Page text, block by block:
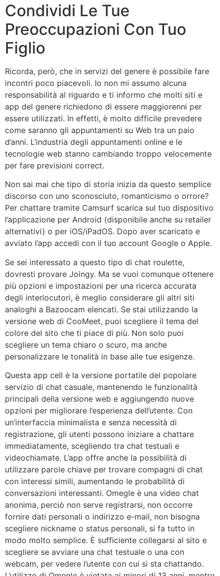
Condividi Le Tue
Preoccupazioni Con Tuo
Figlio
Ricorda, però, che in servizi del genere è possibile fare
incontri poco piacevoli. Io non mi assumo alcuna
responsabilità al riguardo e ti informo che molti siti e
app del genere richiedono di essere maggiorenni per
essere utilizzati. In effetti, è molto difficile prevedere
come saranno gli appuntamenti su Web tra un paio
d’anni. L’industria degli appuntamenti online e le
tecnologie web stanno cambiando troppo velocemente
per fare previsioni correct.
Non sai mai che tipo di storia inizia da questo semplice
discorso con uno sconosciuto, romanticismo o orrore?
Per chattare tramite Camsurf scarica sul tuo dispositivo
l’applicazione per Android (disponibile anche su retailer
alternativi) o per iOS/iPadOS. Dopo aver scaricato e
avviato l’app accedi con il tuo account Google o Apple.
Se sei interessato a questo tipo di chat roulette,
dovresti provare Joingy. Ma se vuoi comunque ottenere
più opzioni e impostazioni per una ricerca accurata
degli interlocutori, è meglio considerare gli altri siti
analoghi a Bazoocam elencati. Se stai utilizzando la
versione web di CooMeet, puoi scegliere il tema del
colore del sito che ti piace di più. Non solo puoi
scegliere un tema chiaro o scuro, ma anche
personalizzare le tonalità in base alle tue esigenze.
Questa app cell è la versione portatile del popolare
servizio di chat casuale, mantenendo le funzionalità
principali della versione web e aggiungendo nuove
opzioni per migliorare l’esperienza dell’utente. Con
un’interfaccia minimalista e senza necessità di
registrazione, gli utenti possono iniziare a chattare
immediatamente, scegliendo tra chat testuali e
videochiamate. L’app offre anche la possibilità di
utilizzare parole chiave per trovare compagni di chat
con interessi simili, aumentando le probabilità di
conversazioni interessanti. Omegle è una video chat
anonima, perciò non serve registrarsi, non occorre
fornire dati personali o indirizzo e-mail, non bisogna
scegliere nickname o status personali, si fa tutto in
modo molto semplice. È sufficiente collegarsi al sito e
scegliere se avviare una chat testuale o una con
webcam, per vedere l’utente con cui si sta chattando.